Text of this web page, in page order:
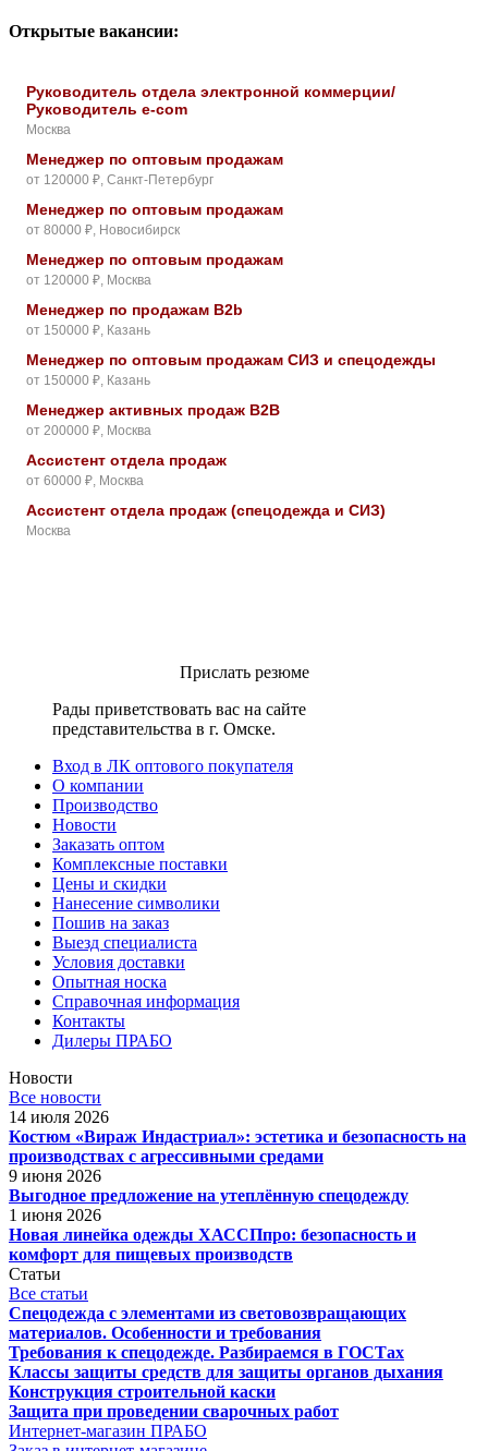
Открытые вакансии:
Руководитель отдела электронной коммерции/
Руководитель e-com
Москва
Менеджер по оптовым продажам
от 120000 ₽, Санкт-Петербург
Менеджер по оптовым продажам
от 80000 ₽, Новосибирск
Менеджер по оптовым продажам
от 120000 ₽, Москва
Менеджер по продажам B2b
от 150000 ₽, Казань
Менеджер по оптовым продажам СИЗ и спецодежды
от 150000 ₽, Казань
Менеджер активных продаж B2B
от 200000 ₽, Москва
Ассистент отдела продаж
от 60000 ₽, Москва
Ассистент отдела продаж (спецодежда и СИЗ)
Москва
Прислать резюме
Рады приветствовать вас на сайте
представительства в г. Омске.
Вход в ЛК оптового покупателя
О компании
Производство
Новости
Заказать оптом
Комплексные поставки
Цены и скидки
Нанесение символики
Пошив на заказ
Выезд специалиста
Условия доставки
Опытная носка
Справочная информация
Контакты
Дилеры ПРАБО
Новости
Все новости
14 июля 2026
Костюм «Вираж Индастриал»: эстетика и безопасность на
производствах с агрессивными средами
9 июня 2026
Выгодное предложение на утеплённую спецодежду
1 июня 2026
Новая линейка одежды ХАССПпро: безопасность и
комфорт для пищевых производств
Статьи
Все статьи
Спецодежда с элементами из световозвращающих
материалов. Особенности и требования
Требования к спецодежде. Разбираемся в ГОСТах
Классы защиты средств для защиты органов дыхания
Конструкция строительной каски
Защита при проведении сварочных работ
Интернет-магазин ПРАБО